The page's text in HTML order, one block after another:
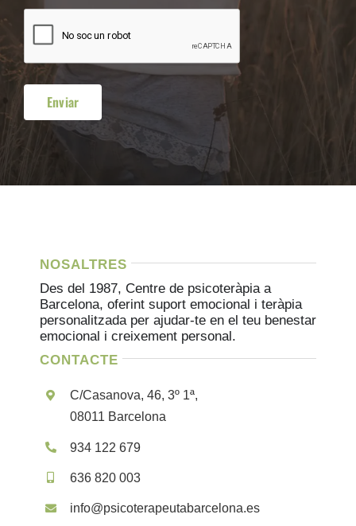
NOSALTRES
Des del 1987, Centre de psicoteràpia a
Barcelona, ​​oferint suport emocional i teràpia
personalitzada per ajudar-te en el teu benestar
emocional i creixement personal.
CONTACTE
C/Casanova, 46, 3º 1ª,
08011 Barcelona
934 122 679
636 820 003
info@psicoterapeutabarcelona.es